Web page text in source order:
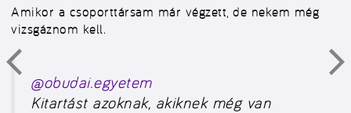
Amikor a csoporttársam már végzett, de nekem még
vizsgáznom kell.
@obudai.egyetem
Kitartást azoknak, akiknek még van